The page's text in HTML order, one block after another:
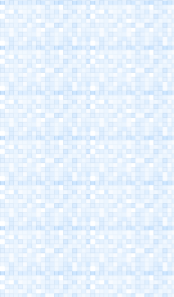
Porto Canale
Cesenatico
Museo della Marineria
Cesenatico
Casa Marino Moretti -
Cesenatico
EuroCamp Cesenatico
Spazio Pantani -
Museo Marco Pantani
Cesenatico